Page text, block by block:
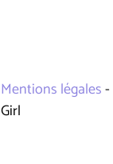
Mentions légales-
Girl